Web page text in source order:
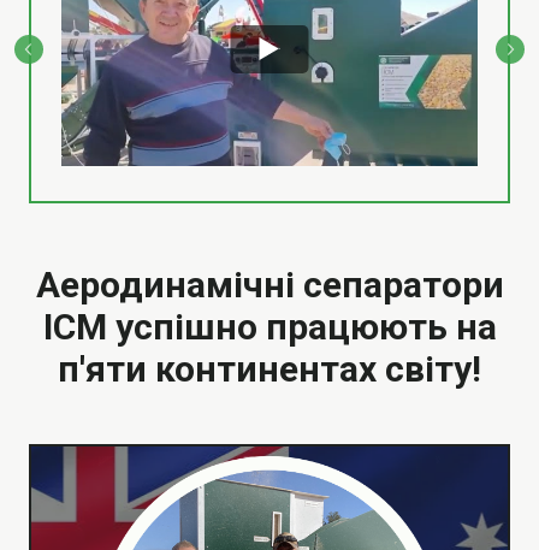
Аеродинамічні сепаратори
ІСМ успішно працюють на
п'яти континентах світу!